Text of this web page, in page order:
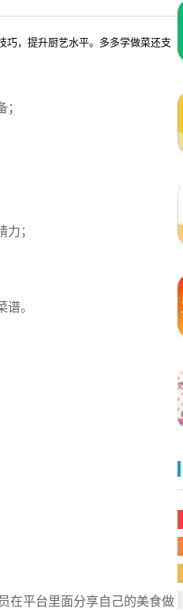
巧，提升厨艺水平。多多学做菜还支
；
。
在平台里面分享自己的美食做